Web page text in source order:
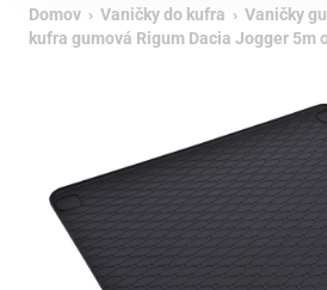
Domov › Vaničky do kufra › Vaničky
kufra gumová Rigum Dacia Jogger 5m